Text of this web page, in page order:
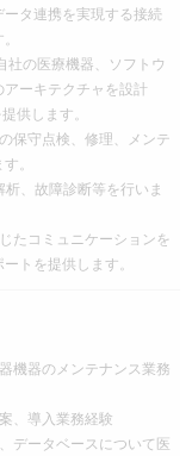
タ連携を実現する接続
社の医療機器、ソフトウ
アーキテクチャを設計
供します。
保守点検、修理、メンテ
。
、故障診断等を行いま
たコミュニケーションを
トを提供します。
機器のメンテナンス業務
、導入業務経験
データベースについて医